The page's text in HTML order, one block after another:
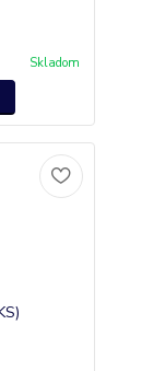
Skladom